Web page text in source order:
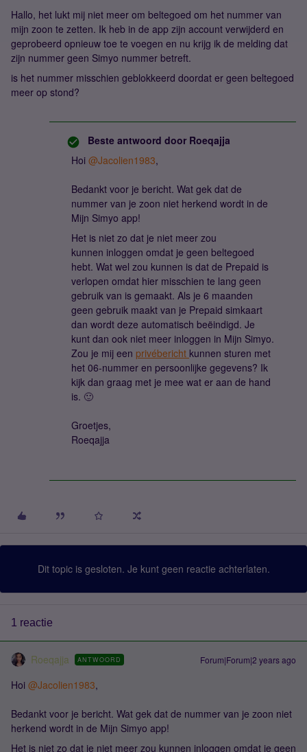
Hallo, het lukt mij niet meer om beltegoed om het nummer van
mijn zoon te zetten. Ik heb in de app zijn account verwijderd en
geprobeerd opnieuw toe te voegen en nu krijg ik de melding dat
zijn nummer geen Simyo nummer betreft.
is het nummer misschien geblokkeerd doordat er geen beltegoed
meer op stond?
Beste antwoord door Roeqajja
Hoi @Jacolien1983,
Bedankt voor je bericht. Wat gek dat de
nummer van je zoon niet herkend wordt in de
Mijn Simyo app!
Het is niet zo dat je niet meer zou
kunnen inloggen omdat je geen beltegoed
hebt. Wat wel zou kunnen is dat de Prepaid is
verlopen omdat hier misschien te lang geen
gebruik van is gemaakt. Als je 6 maanden
geen gebruik maakt van je Prepaid simkaart
dan wordt deze automatisch beëindigd. Je
kunt dan ook niet meer inloggen in Mijn Simyo.
Zou je mij een privébericht kunnen sturen met
het 06-nummer en persoonlijke gegevens? Ik
kijk dan graag met je mee wat er aan de hand
is. 🙂
Groetjes,
Roeqajja
Dit topic is gesloten. Je kunt geen reactie achterlaten.
1 reactie
Roeqajja ANTWOORD Forum|Forum|2 years ago
Hoi @Jacolien1983,
Bedankt voor je bericht. Wat gek dat de nummer van je zoon niet
herkend wordt in de Mijn Simyo app!
Het is niet zo dat je niet meer zou kunnen inloggen omdat je geen